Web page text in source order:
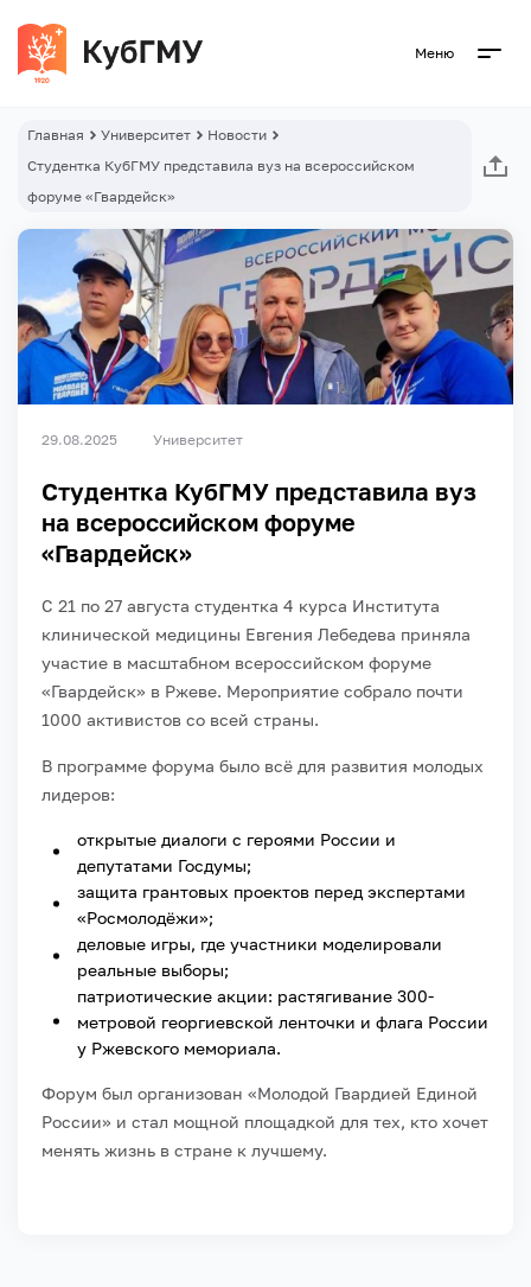
Меню
Главная Университет
Новости
Студентка КубГМУ представила вуз на всероссийском
форуме «Гвардейск»
29.08.2025 Университет
Студентка КубГМУ представила вуз
на всероссийском форуме
«Гвардейск»
С 21 по 27 августа студентка 4 курса Института
клинической медицины Евгения Лебедева приняла
участие в масштабном всероссийском форуме
«Гвардейск» в Ржеве. Мероприятие собрало почти
1000 активистов со всей страны.
В программе форума было всё для развития молодых
лидеров:
открытые диалоги с героями России и
депутатами Госдумы;
защита грантовых проектов перед экспертами
«Росмолодёжи»;
деловые игры, где участники моделировали
реальные выборы;
патриотические акции: растягивание 300-
метровой георгиевской ленточки и флага России
у Ржевского мемориала.
Форум был организован «Молодой Гвардией Единой
России» и стал мощной площадкой для тех, кто хочет
менять жизнь в стране к лучшему.